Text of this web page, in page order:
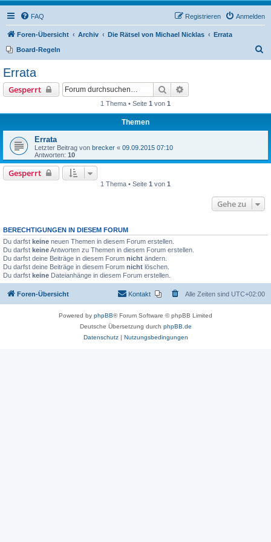
FAQ Anmelden
Registrieren
Foren-Übersicht Archiv Die Rätsel von Michael Nicklas Errata
Board-Regeln
Errata
Gesperrt Suche
1 Thema • Seite 1 von 1
Themen
Errata
Letzter Beitrag von brecker « 09.09.2015 07:10
Antworten: 10
Gesperrt
1 Thema • Seite 1 von 1
Gehe zu
BERECHTIGUNGEN IN DIESEM FORUM
Du darfst keine neuen Themen in diesem Forum erstellen.
Du darfst keineAntworten zu Themen in diesem Forum erstellen.
Du darfst deine Beiträge in diesem Forum nicht ändern.
Du darfst deine Beiträge in diesem Forum nicht löschen.
Du darfst keine Dateianhänge in diesem Forum erstellen.
Foren-Übersicht Alle Zeiten sind UTC+02:00
Kontakt
Powered by phpBB® Forum Software © phpBB Limited
Deutsche Übersetzung durch phpBB.de
Datenschutz| Nutzungsbedingungen